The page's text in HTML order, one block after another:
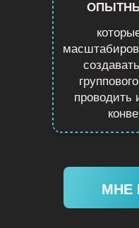
МНЕ
создавать
проводить